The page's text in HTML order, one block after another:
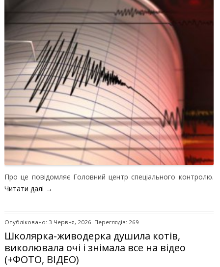
Про це повідомляє Головний центр спеціального контролю.
Читати далі →
Опубліковано: 3 Червня, 2026. Переглядів: 269
Школярка-живодерка душила котів,
виколювала очі і знімала все на відео
(+ФОТО, ВІДЕО)